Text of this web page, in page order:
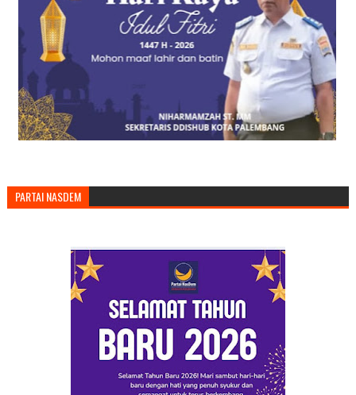
PARTAI NASDEM